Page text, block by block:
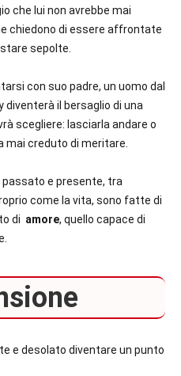
che lui non avrebbe mai
chiedono di essere affrontate
sepolte.
con suo padre, un uomo dal
diventerà il bersaglio di una
scegliere: lasciarla andare o
mai creduto di meritare.
e presente, tra
come la vita, sono fatte di
di amore, quello capace di
e desolato diventare un punto